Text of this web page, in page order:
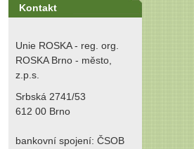
Kontakt
Unie ROSKA - reg. org.
ROSKA Brno - město,
z.p.s.
Srbská 2741/53
612 00 Brno
bankovní spojení: ČSOB